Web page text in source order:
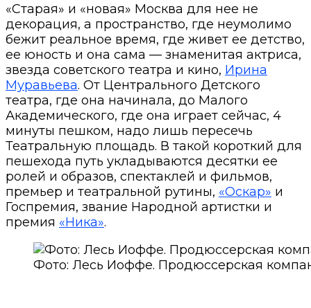
«Старая» и «новая» Москва для нее не
декорация, а пространство, где неумолимо
бежит реальное время, где живет ее детство,
ее юность и она сама — знаменитая актриса,
звезда советского театра и кино, Ирина
Муравьева. От Центрального Детского
театра, где она начинала, до Малого
Академического, где она играет сейчас, 4
минуты пешком, надо лишь пересечь
Театральную площадь. В такой короткий для
пешехода путь укладываются десятки ее
ролей и образов, спектаклей и фильмов,
премьер и театральной рутины, «Оскар» и
Госпремия, звание Народной артистки и
премия «Ника».
Фото: Лесь Иоффе. Продюссерская